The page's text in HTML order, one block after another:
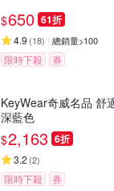
$650 61折
4.9 (18) 總銷量>100
限時下殺 券
KeyWear奇威名品 舒
深藍色
$2,163 6折
3.2 (2)
限時下殺 券